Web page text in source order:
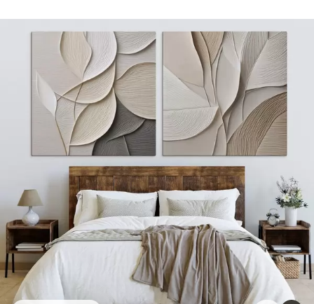
Sichere, geruchlose Tinten
Leinwandähnliche Oberfläche
Umweltfreundlich